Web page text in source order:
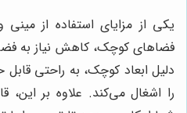
فضاهای کوچک، کاهش نیاز به
دلیل ابعاد کوچک، به راحتی
را اشغال می‌کند. علاوه بر این،